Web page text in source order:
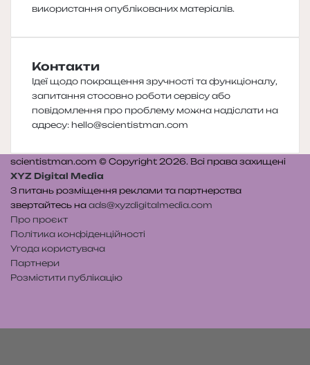
використання опублікованих матеріалів.
Контакти
Ідеї щодо покращення зручності та функціоналу,
запитання стосовно роботи сервісу або
повідомлення про проблему можна надіслати на
адресу: hello@scientistman.com
scientistman.com © Copyright 2026. Всі права захищені
XYZ Digital Media
З питань розміщення реклами та партнерства
звертайтесь на ads@xyzdigitalmedia.com
Про проєкт
Політика конфіденційності
Угода користувача
Партнери
Розмістити публікацію